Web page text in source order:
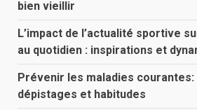
bien vieillir
L’impact de l’actualité sportive
au quotidien : inspirations et
Prévenir les maladies
dépistages et habitudes